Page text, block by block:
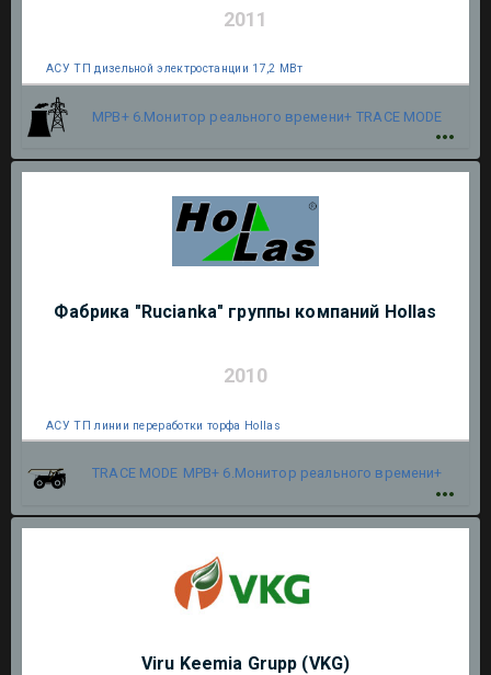
2011
АСУ ТП дизельной электростанции 17,2 МВт
МРВ+ 6.Монитор реального времени+ TRACE MODE
Фабрика "Rucianka" группы компаний Hollas
2010
АСУ ТП линии переработки торфа Hollas
TRACE MODE МРВ+ 6.Монитор реального времени+
Viru Keemia Grupp (VKG)